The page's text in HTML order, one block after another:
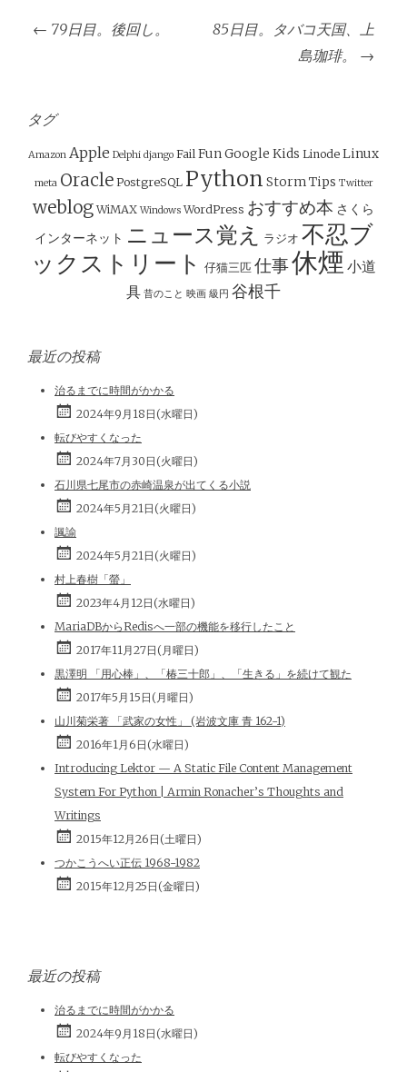
投
稿
ビ
ゲ
ー
シ
ョ
ン
← 79日目。後回し。
85日目。タバコ天国、上
島珈琲。 →
タグ
Amazon Apple Delphi django Fail FunGoogle Kids Linode Linux
meta Oracle PostgreSQL Python StormTips Twitter
weblog WiMAX Windows WordPress おすすめ本 さくら
インターネット ニュース覚え ラジオ 不忍ブ
ックストリート
仔猫三匹 仕事休煙 小道
具 昔のこと 映画 級円 谷根千
最近の投稿
治るまでに時間がかかる
2024年9月18日(水曜日)
転びやすくなった
2024年7月30日(火曜日)
石川県七尾市の赤崎温泉が出てくる小説
2024年5月21日(火曜日)
諷諭
2024年5月21日(火曜日)
村上春樹「螢」
2023年4月12日(水曜日)
MariaDBからRedisへ一部の機能を移行したこと
2017年11月27日(月曜日)
黒澤明 「用心棒」、「椿三十郎」、「生きる」を続けて観た
2017年5月15日(月曜日)
山川菊栄著 「武家の女性」 (岩波文庫 青 162-1)
2016年1月6日(水曜日)
Introducing Lektor — A Static File Content Management
System For Python | Armin Ronacher’s Thoughts and
Writings
2015年12月26日(土曜日)
つかこうへい正伝 1968-1982
2015年12月25日(金曜日)
最近の投稿
治るまでに時間がかかる
2024年9月18日(水曜日)
転びやすくなった